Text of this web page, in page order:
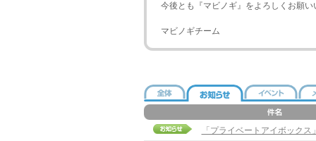
今後とも『マビノギ』をよろしくお願い
マビノギチーム
「プライベートアイボック